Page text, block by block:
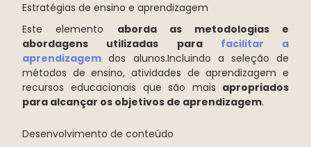
Estratégias de ensino e aprendizagem
Este elemento aborda as metodologias e
abordagens utilizadas para facilitar a
aprendizagem dos alunos.Incluindo a seleção de
métodos de ensino, atividades de aprendizagem e
recursos educacionais que são mais apropriados
para alcançar os objetivos de aprendizagem.
Desenvolvimento de conteúdo